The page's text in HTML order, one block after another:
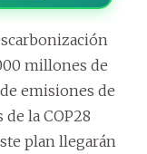
millones de
emisiones de
la COP28
plan llegarán